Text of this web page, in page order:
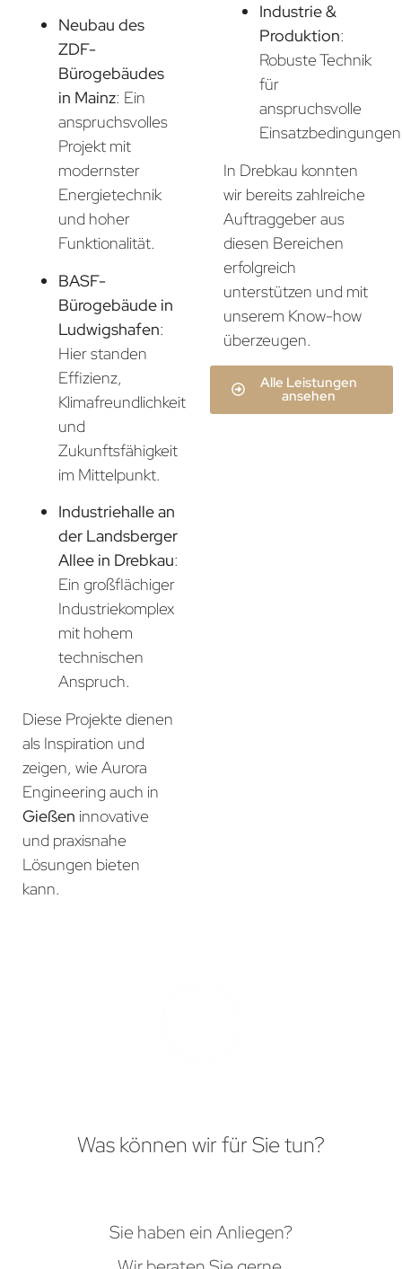
Neubau des
ZDF-
Bürogebäudes
in Mainz: Ein
anspruchsvolles
Projekt mit
modernster
Energietechnik
und hoher
Funktionalität.
BASF-
Bürogebäude in
Ludwigshafen:
Hier standen
Effizienz,
Klimafreundlichkeit
und
Zukunftsfähigkeit
im Mittelpunkt.
Industriehalle an
der Landsberger
Allee in Drebkau:
Ein großflächiger
Industriekomplex
mit hohem
technischen
Anspruch.
Diese Projekte dienen
als Inspiration und
zeigen, wie Aurora
Engineering auch in
Gießen innovative
und praxisnahe
Lösungen bieten
kann.
Industrie &
Produktion:
Robuste Technik
für
anspruchsvolle
In Drebkau konnten
wir bereits zahlreiche
Auftraggeber aus
diesen Bereichen
erfolgreich
unterstützen und mit
unserem Know-how
überzeugen.
Alle Leistungen
ansehen
Was können wir für Sie tun?
Sie haben ein Anliegen?